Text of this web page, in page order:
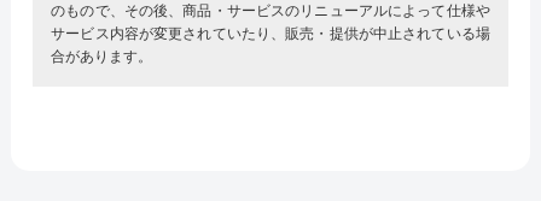
のもので、その後、商品・サービスのリニューアルによって仕様や
サービス内容が変更されていたり、販売・提供が中止されている場
合があります。